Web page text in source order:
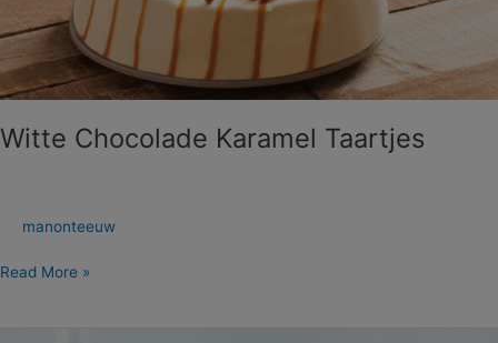
Witte Chocolade Karamel Taartjes
manonteeuw
Read More »